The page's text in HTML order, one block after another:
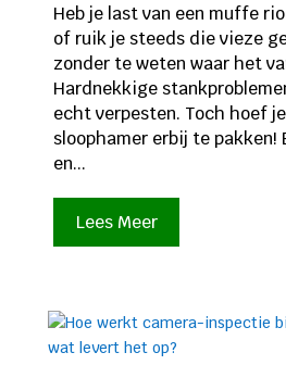
Heb je last van een muffe
of ruik je steeds die vieze
zonder te weten waar het
Hardnekkige
echt verpesten. Toch hoef
sloophamer erbij te pakken!
en...
Lees Meer